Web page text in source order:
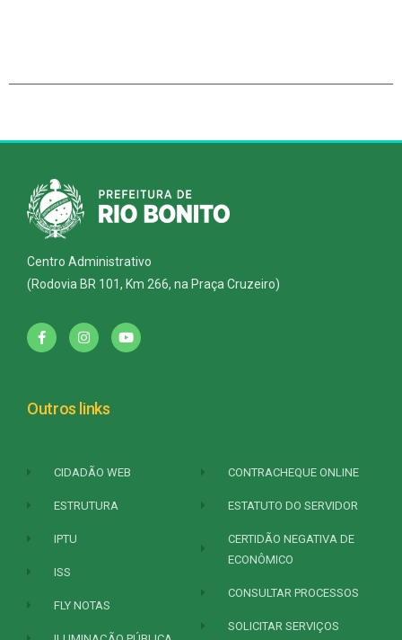
Centro Administrativo
(Rodovia BR 101, Km 266, na Praça Cruzeiro)
Outros links
CIDADÃO WEB
ESTRUTURA
IPTU
ISS
FLY NOTAS
CONTRACHEQUE ONLINE
ESTATUTO DO SERVIDOR
CERTIDÃO NEGATIVA DE
ECONÔMICO
CONSULTAR PROCESSOS
SOLICITAR SERVIÇOS